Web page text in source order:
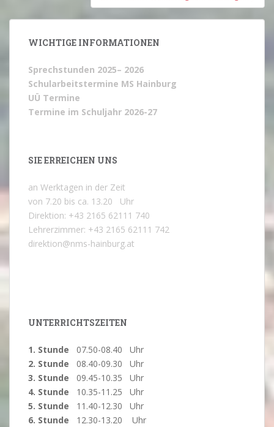
WICHTIGE INFORMATIONEN
Sprechstunden 2025– 2026
Schularbeitstermine MS Hainburg
UÜ Termine
Termine im Schuljahr 2026-27
SIE ERREICHEN UNS
an Werktagen in der Zeit
von 7.20 bis ca. 13.20 Uhr
Direktion: +43 2165 62111 740
Lehrerzimmer: +43 2165 62111 742
direktion@nms-hainburg.at
UNTERRICHTSZEITEN
1. Stunde 07.50-08.40 Uhr
2. Stunde 08.40-09.30 Uhr
3. Stunde 09.45-10.35 Uhr
4. Stunde
10.35-11.25 Uhr
5. Stunde 11.40-12.30 Uhr
6. Stunde 12.30-13.20 Uhr